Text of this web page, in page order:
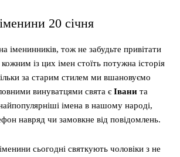
20 січня
іменинників, тож не забудьте привітати
із цих імен стоїть потужна історія
за старим стилем ми вшановуємо
винуватцями свята є Івани та
імена в нашому народі,
навряд чи замовкне від повідомлень.
сьогодні святкують чоловіки з не